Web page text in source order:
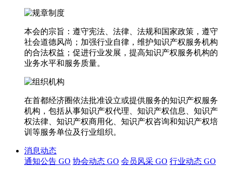
本会的宗旨：遵守宪法、法律、法规和国家政策，遵守
社会道德风尚；加强行业自律，维护知识产权服务机构
的合法权益；促进行业发展，提高知识产权服务机构的
业务水平和服务质量。
在首都经济圈依法批准设立或提供服务的知识产权服务
机构，包括从事知识产权代理、知识产权信息、知识产
权法律、知识产权商用化、知识产权咨询和知识产权培
训等服务单位及行业组织。
消息动态
通知公告 GO 协会动态 GO 会员风采 GO 行业动态 GO